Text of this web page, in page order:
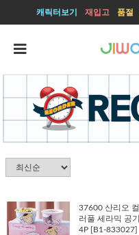
캐릭터보기 재입고 품절
37600 산리오 컬
러풀 세라믹 공기
4P [B1-833027]